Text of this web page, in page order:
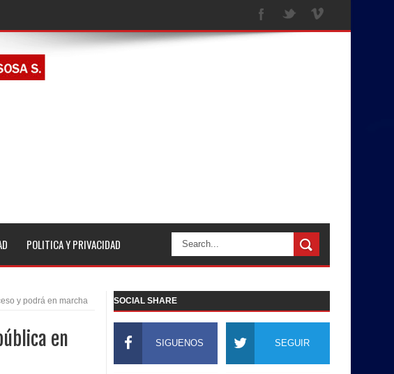
POLITICA Y PRIVACIDAD
y podrá en marcha
en
SOCIAL SHARE
SIGUENOS SEGUIR